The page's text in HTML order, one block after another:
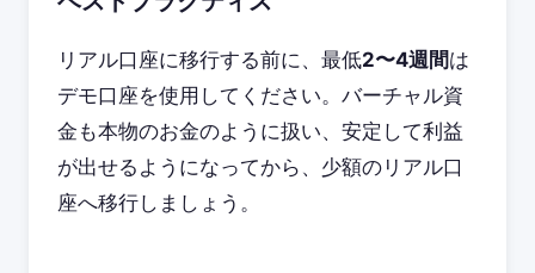
リアル口座に移行する前に、最低2〜4週間は
デモ口座を使用してください。バーチャル資
金も本物のお金のように扱い、安定して利益
が出せるようになってから、少額のリアル口
座へ移行しましょう。